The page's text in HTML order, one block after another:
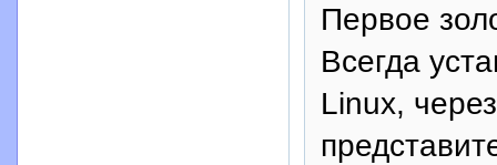
Первое
Всегда
Linux,